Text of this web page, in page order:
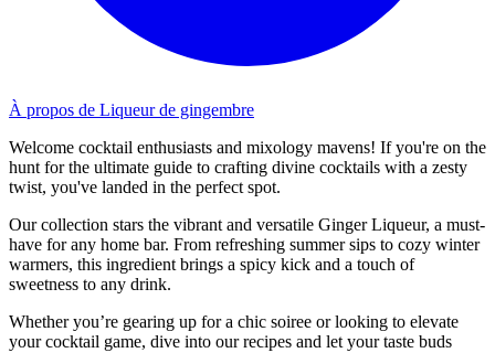
À propos de Liqueur de gingembre
Welcome cocktail enthusiasts and mixology mavens! If you're on the
hunt for the ultimate guide to crafting divine cocktails with a zesty
twist, you've landed in the perfect spot.
Our collection stars the vibrant and versatile Ginger Liqueur, a must-
have for any home bar. From refreshing summer sips to cozy winter
warmers, this ingredient brings a spicy kick and a touch of
sweetness to any drink.
Whether you’re gearing up for a chic soiree or looking to elevate
your cocktail game, dive into our recipes and let your taste buds